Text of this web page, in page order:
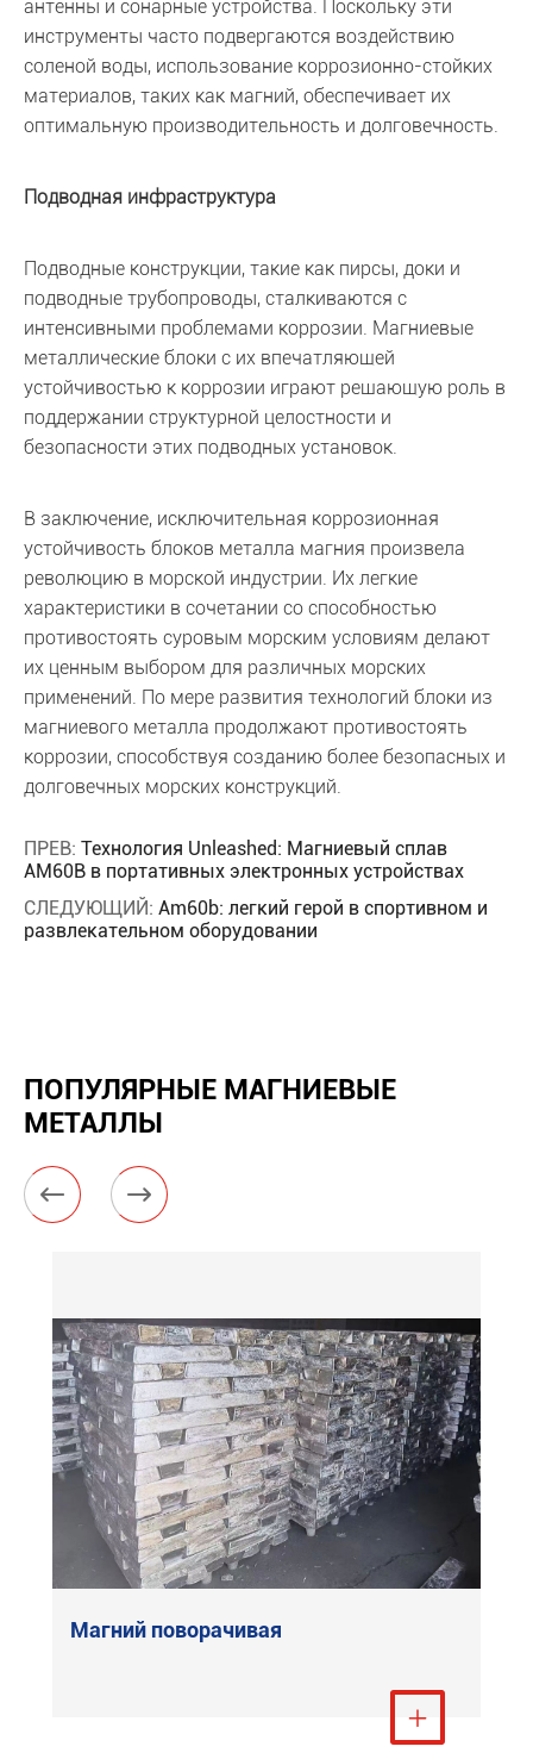
антенны и сонарные устройства. Поскольку эти
инструменты часто подвергаются воздействию
соленой воды, использование коррозионно-стойких
материалов, таких как магний, обеспечивает их
оптимальную производительность и долговечность.
Подводная инфраструктура
Подводные конструкции, такие как пирсы, доки и
подводные трубопроводы, сталкиваются с
интенсивными проблемами коррозии. Магниевые
металлические блоки с их впечатляющей
устойчивостью к коррозии играют решающую роль в
поддержании структурной целостности и
безопасности этих подводных установок.
В заключение, исключительная коррозионная
устойчивость блоков металла магния произвела
революцию в морской индустрии. Их легкие
характеристики в сочетании со способностью
противостоять суровым морским условиям делают
их ценным выбором для различных морских
применений. По мере развития технологий блоки из
магниевого металла продолжают противостоять
коррозии, способствуя созданию более безопасных и
долговечных морских конструкций.
ПРЕВ: Технология Unleashed: Магниевый сплав
AM60B в портативных электронных устройствах
СЛЕДУЮЩИЙ: Am60b: легкий герой в спортивном и
развлекательном оборудовании
ПОПУЛЯРНЫЕ МАГНИЕВЫЕ
МЕТАЛЛЫ
 
Магний поворачивая
Посмотреть больше
